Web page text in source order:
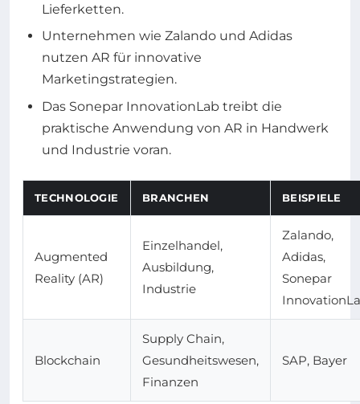
Lieferketten.
Unternehmen wie Zalando und Adidas
nutzen AR für innovative
Marketingstrategien.
Das Sonepar InnovationLab treibt die
praktische Anwendung von AR in Handwerk
und Industrie voran.
TECHNOLOGIE BRANCHEN BEISPIELE
Augmented
Reality (AR)
Einzelhandel,
Ausbildung,
Industrie
Zalando,
Adidas,
Sonepar
Blockchain
Supply Chain,
Gesundheitswesen,
Finanzen
SAP, Bayer